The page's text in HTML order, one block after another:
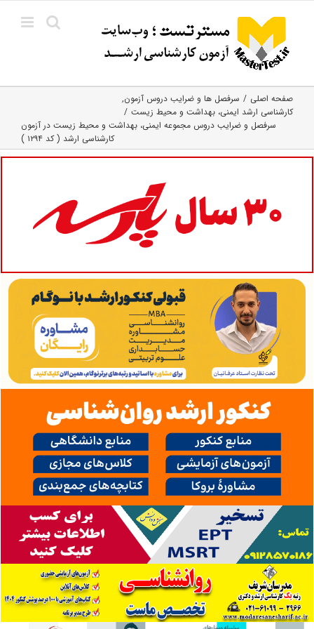
content
صفحه اصلی
سرفصل ها و ضرایب دروس آزمون
کارشناسی ارشد ایمنی، بهداشت و محیط زیست
سرفصل و ضرایب دروس مجموعه ایمنی، بهداشت و محیط‌ زیست در آزمون
کارشناسی ارشد ( کد ۱۲۹۴ )